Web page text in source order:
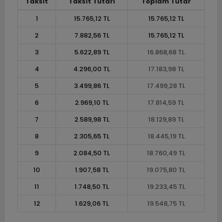
1
15.765,12 TL
15.765,12 TL
2
7.882,56 TL
15.765,12 TL
3
5.622,89 TL
16.868,68 TL
4
4.296,00 TL
17.183,98 TL
5
3.499,86 TL
17.499,28 TL
6
2.969,10 TL
17.814,59 TL
7
2.589,98 TL
18.129,89 TL
8
2.305,65 TL
18.445,19 TL
9
2.084,50 TL
18.760,49 TL
10
1.907,58 TL
19.075,80 TL
11
1.748,50 TL
19.233,45 TL
12
1.629,06 TL 19.548,75 TL